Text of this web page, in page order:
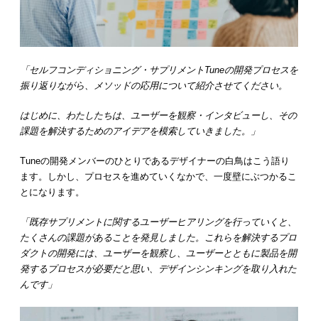
「セルフコンディショニング・サプリメントTuneの開発プロセスを
振り返りながら、メソッドの応用について紹介させてください。
はじめに、わたしたちは、ユーザーを観察・インタビューし、その
課題を解決するためのアイデアを模索していきました。」
Tuneの開発メンバーのひとりであるデザイナーの白鳥はこう語り
ます。しかし、プロセスを進めていくなかで、一度壁にぶつかるこ
とになります。
「既存サプリメントに関するユーザーヒアリングを行っていくと、
たくさんの課題があることを発見しました。これらを解決するプロ
ダクトの開発には、ユーザーを観察し、ユーザーとともに製品を開
発するプロセスが必要だと思い、デザインシンキングを取り入れた
んです」